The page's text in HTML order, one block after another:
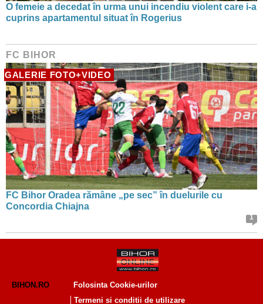
O femeie a decedat în urma unui incendiu violent care i-a
cuprins apartamentul situat în Rogerius
FC BIHOR
GALERIE FOTO+VIDEO
FC Bihor Oradea rămâne „pe sec” în duelurile cu
Concordia Chiajna
1
BIHON.RO
Folosinta Cookie-urilor
Termeni si conditii de utilizare